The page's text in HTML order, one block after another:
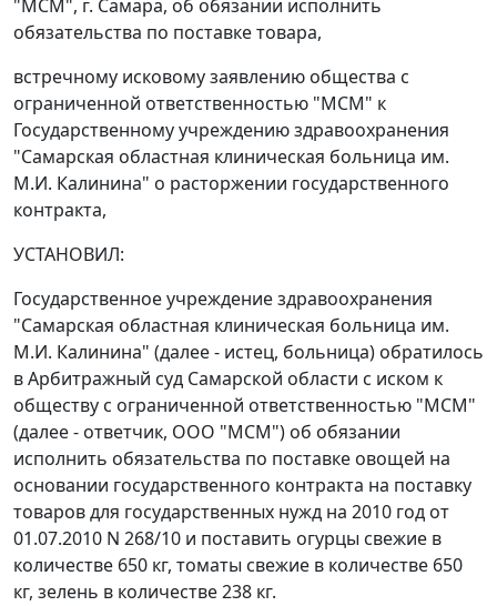
"МСМ", г. Самара, об обязании исполнить
обязательства по поставке товара,
встречному исковому заявлению общества с
ограниченной ответственностью "МСМ" к
Государственному учреждению здравоохранения
"Самарская областная клиническая больница им.
М.И. Калинина" о расторжении государственного
контракта,
УСТАНОВИЛ:
Государственное учреждение здравоохранения
"Самарская областная клиническая больница им.
М.И. Калинина" (далее - истец, больница) обратилось
в Арбитражный суд Самарской области с иском к
обществу с ограниченной ответственностью "МСМ"
(далее - ответчик, ООО "МСМ") об обязании
исполнить обязательства по поставке овощей на
основании государственного контракта на поставку
товаров для государственных нужд на 2010 год от
01.07.2010 N 268/10 и поставить огурцы свежие в
количестве 650 кг, томаты свежие в количестве 650
кг, зелень в количестве 238 кг.